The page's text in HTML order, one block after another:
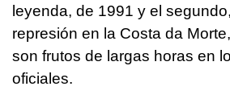
leyenda, de 1991 y el
represión en la Costa da
son frutos de largas horas en
oficiales.